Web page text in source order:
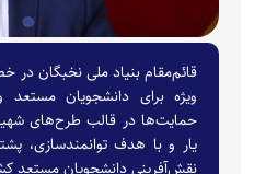
قائم‌مقام بنیاد ملی نخبگان
ویژه برای دانشجویان
حمایت‌ها در قالب طرح‌های
یار و با هدف توانمندسازی،
نقش‌آفرینی دانشجویان مستعد